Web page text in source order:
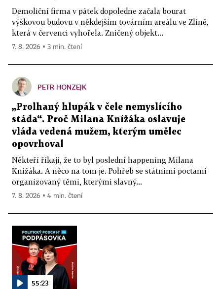
Demoliční firma v pátek dopoledne začala bourat
výškovou budovu v někdejším továrním areálu ve Zlíně,
která v červenci vyhořela. Zničený objekt...
7. 8. 2026 ▪ 3 min. čtení
PETR HONZEJK
„Prolhaný hlupák v čele nemyslícího
stáda“. Proč Milana Knížáka oslavuje
vláda vedená mužem, kterým umělec
opovrhoval
Někteří říkají, že to byl poslední happening Milana
Knížáka. A něco na tom je. Pohřeb se státními poctami
organizovaný těmi, kterými slavný...
7. 8. 2026 ▪ 4 min. čtení
55:23